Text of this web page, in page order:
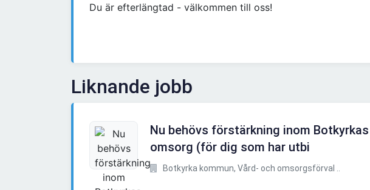
Du är efterlängtad - välkommen till oss!
Liknande jobb
Nu behövs förstärkning inom
omsorg (för dig som har utbi
Botkyrka kommun, Vård- och omsorgsförval ..